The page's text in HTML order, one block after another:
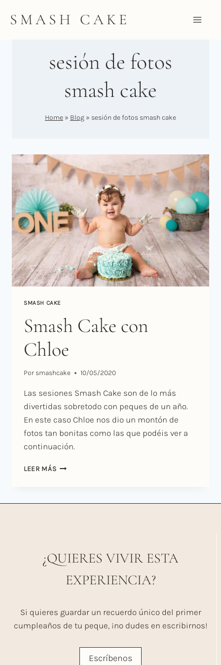
SMASH CAKE
sesión de fotos
smash cake
Home » Blog » sesión de fotos smash cake
SMASH CAKE
Smash Cake con
Chloe
Por smashcake 10/05/2020
Las sesiones Smash Cake son de lo más
divertidas sobretodo con peques de un año.
En este caso Chloe nos dio un montón de
fotos tan bonitas como las que podéis ver a
continuación.
LEER MÁSSMASH
¿QUIERES VIVIR ESTA
EXPERIENCIA?
Si quieres guardar un recuerdo único del primer
cumpleaños de tu peque, ¡no dudes en escribirnos!
Escríbenos